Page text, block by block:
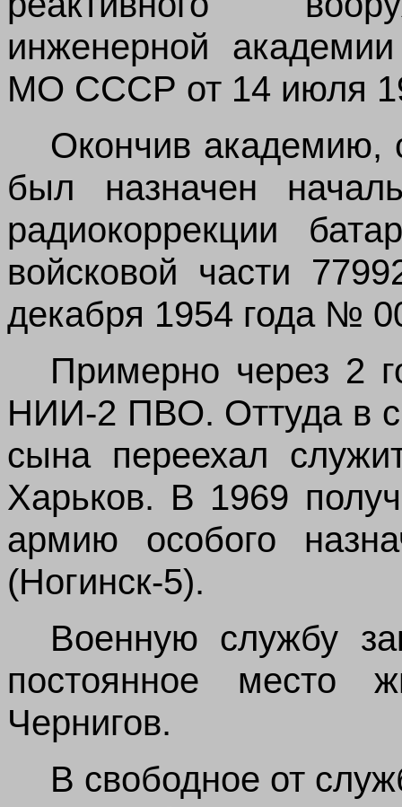
инженерной
МО СССР от 14 июля
Окончив академию,
был назначен
радиокоррекции
войсковой части
декабря 1954 года №
Примерно через 2
НИИ‑2 ПВО. Оттуда в
сына переехал
Харьков. В 1969
армию особого
(Ногинск-5).
Военную службу
постоянное место
Чернигов.
В свободное от